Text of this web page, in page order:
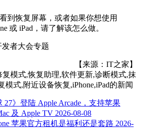
到恢复屏幕，或者如果你想使用
或 iPad，请了解该怎么做。
者大会专题
【来源：IT之家】
复模式,恢复助理,软件更新,诊断模式,抹
式,附近设备恢复,iPhone,iPad的新闻
27》登陆 Apple Arcade，支持苹果
及 Apple TV 2026-08-08
苹果官方租机是福利还是套路 2026-